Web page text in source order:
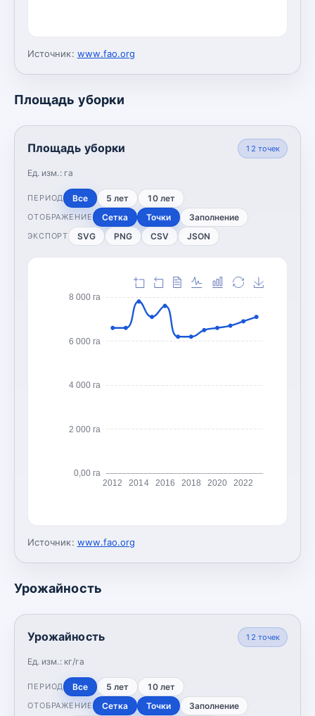
Источник: www.fao.org
Площадь уборки
Площадь уборки
Ед. изм.: га
12 точек
ПЕРИОД Все 5 лет 10 лет
ОТОБРАЖЕНИЕ Сетка Точки Заполнение
ЭКСПОРТ SVG PNG CSV JSON
0,00 га
2 000 га
4 000 га
6 000 га
8 000 га
2012 2014 2016 2018 2020 2022
Источник: www.fao.org
Урожайность
Урожайность
Ед. изм.: кг/га
12 точек
ПЕРИОД Все 5 лет 10 лет
ОТОБРАЖЕНИЕ Сетка Точки Заполнение